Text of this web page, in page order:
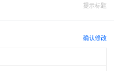
提示标题
确认修改